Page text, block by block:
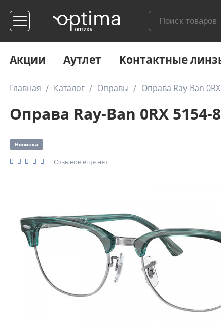
Акции Аутлет Контактные
Главная Каталог Оправы Оправа Ray-Ban
Оправа Ray-Ban 0RX 5154-
Новинка
Отзывов еще нет